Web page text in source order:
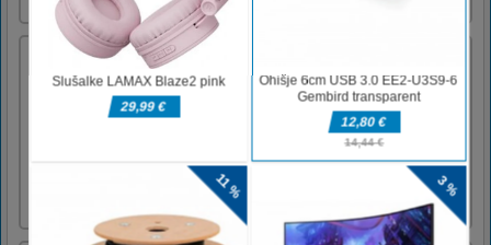
Hidden Objects Hello Love
Preizkusite to sladko igro skritih predmetov
za valentinovo. Poiščite vse predmete na
zaslonu, preden zmanjka časa. 16 ravni
ljubezni, polnih predmetov, ki jih je treba
očistiti. Ali lahko izpolnite cilj? Samo en
način, da ugotoviš. Seznam predmetov, ki jih